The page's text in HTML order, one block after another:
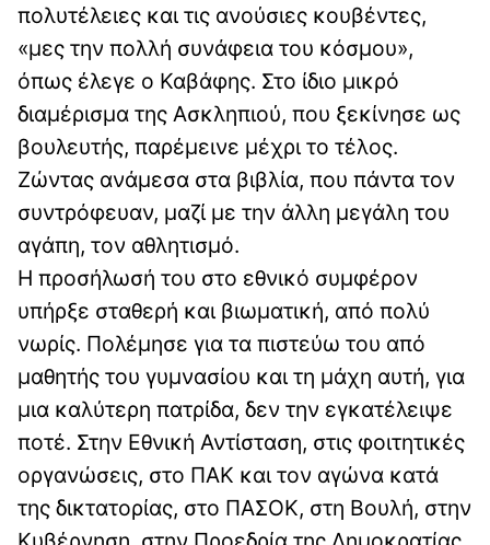
πολυτέλειες και τις ανούσιες κουβέντες,
«μες την πολλή συνάφεια του κόσμου»,
όπως έλεγε ο Καβάφης. Στο ίδιο μικρό
διαμέρισμα της Ασκληπιού, που ξεκίνησε ως
βουλευτής, παρέμεινε μέχρι το τέλος.
Ζώντας ανάμεσα στα βιβλία, που πάντα τον
συντρόφευαν, μαζί με την άλλη μεγάλη του
αγάπη, τον αθλητισμό.
Η προσήλωσή του στο εθνικό συμφέρον
υπήρξε σταθερή και βιωματική, από πολύ
νωρίς. Πολέμησε για τα πιστεύω του από
μαθητής του γυμνασίου και τη μάχη αυτή, για
μια καλύτερη πατρίδα, δεν την εγκατέλειψε
ποτέ. Στην Εθνική Αντίσταση, στις φοιτητικές
οργανώσεις, στο ΠΑΚ και τον αγώνα κατά
της δικτατορίας, στο ΠΑΣΟΚ, στη Βουλή, στην